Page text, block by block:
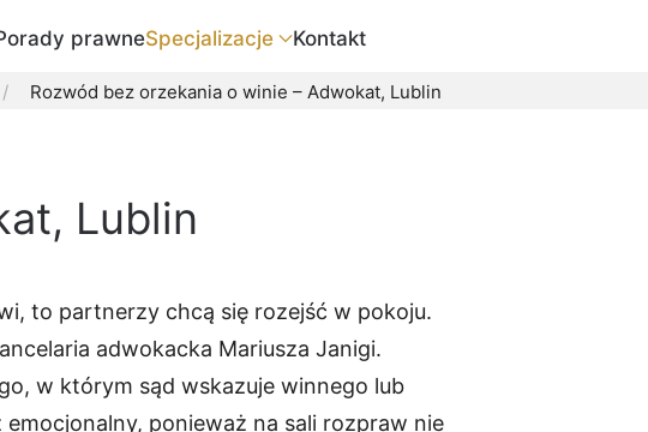
prawneSpecjalizacje Kontakt
Rozwód bez orzekania o winie – Adwokat, Lublin
Lublin
to partnerzy chcą się rozejść w pokoju.
adwokacka Mariusza Janigi.
w którym sąd wskazuje winnego lub
ponieważ na sali rozpraw nie